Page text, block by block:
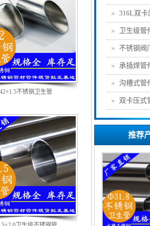
42×1.5不锈钢卫生管
316L双卡
卫生级管
不锈钢阀门
承插焊管
沟槽式管
双卡压式
推荐